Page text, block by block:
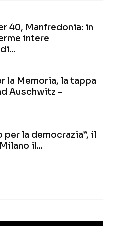
40, Manfredonia: in
intere
la Memoria, la tappa
Auschwitz –
per la democrazia”, il
il...